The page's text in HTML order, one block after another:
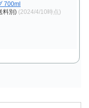
700ml
料別) (2024/4/10時点)